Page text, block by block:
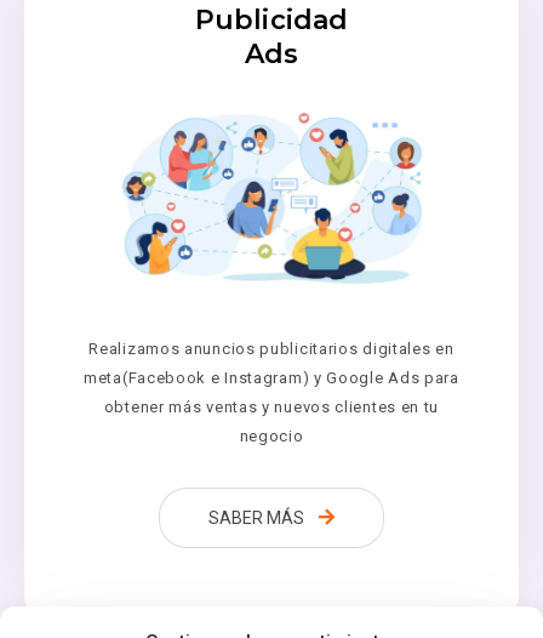
Publicidad
Ads
Realizamos anuncios publicitarios digitales en
meta(Facebook e Instagram) y Google Ads para
obtener más ventas y nuevos clientes en tu
negocio
SABER MÁS